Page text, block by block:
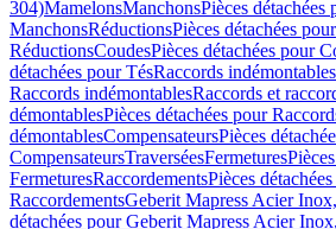
304)MamelonsManchonsPièces détachées
ManchonsRéductionsPièces détachées pour
RéductionsCoudesPièces détachées pour
détachées pour TésRaccords indémontables
Raccords indémontablesRaccords et
démontablesPièces détachées pour
démontablesCompensateursPièces
CompensateursTraverséesFermetures
FermeturesRaccordementsPièces
RaccordementsGeberit Mapress Acier
détachées pour Geberit Mapress Acier